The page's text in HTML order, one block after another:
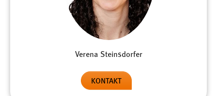
Verena Steinsdorfer
KONTAKT